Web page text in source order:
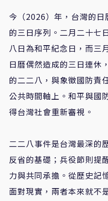
今（2026）年，台灣的
的三日序列。二月二十七
八日為和平紀念日，而三
日曆偶然造成的三日連休
的二二八，與象徵國防責
公共時間軸上。和平與國
得台灣社會重新審視。
二二八事件是台灣最深的
反省的基礎；兵役節則提
力與共同承擔。從歷史記
面對現實，兩者本來就不